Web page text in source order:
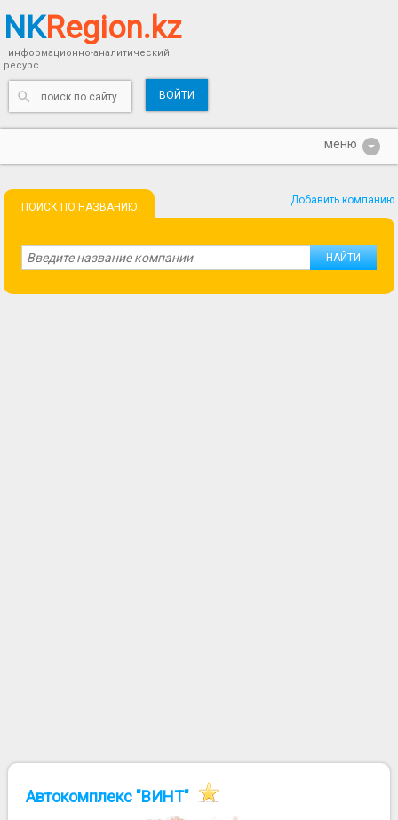
NKRegion.kz
информационно-аналитический
ресурс
ВОЙТИ
ПОИСК ПО НАЗВАНИЮ
Добавить компанию
Автокомплекс "ВИНТ"